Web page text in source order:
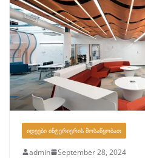
ᲘᲓᲔᲔᲑᲘ ᲘᲜᲢᲔᲠᲘᲔᲠᲘᲡ ᲛᲝᲡᲐᲬᲧᲝᲑᲐᲗ
admin
September 28, 2024